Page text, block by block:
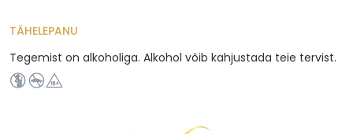
TÄHELEPANU
Tegemist on alkoholiga. Alkohol võib kahjustada teie tervist.